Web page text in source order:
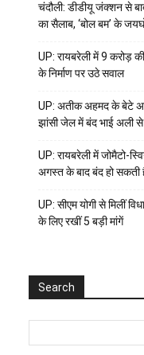
चंदौली: डीडीयू जंक्शन से
का सैलाब, ‘बोल बम’ के
UP: रायबरेली में 9 करोड़
के निर्माण पर उठे सवाल
UP: अतीक अहमद के बेटे
झांसी जेल में बंद भाई अली
UP: रायबरेली में जोमैटो-
अगस्त के बाद बंद हो सकती
UP: सीएम योगी से मिलीं
के लिए रखीं 5 बड़ी मांगें
Search